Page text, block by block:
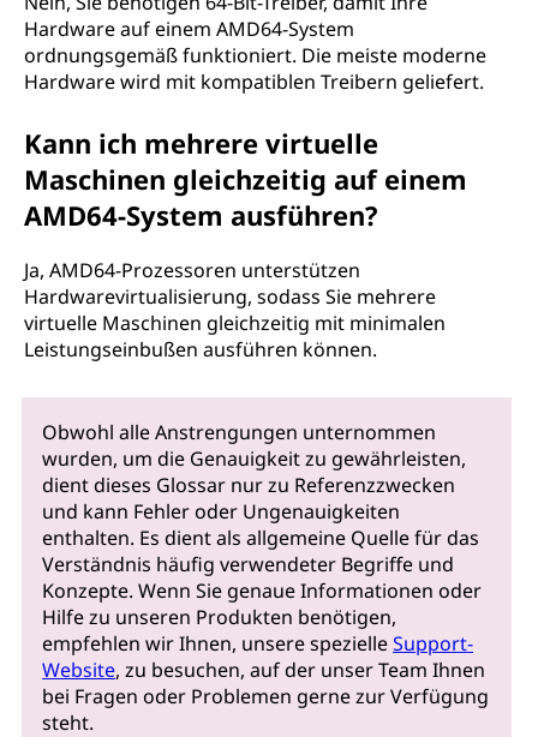
Hardware auf einem AMD64-System
ordnungsgemäß funktioniert. Die meiste moderne
Hardware wird mit kompatiblen Treibern geliefert.
Kann ich mehrere virtuelle
Maschinen gleichzeitig auf einem
AMD64-System ausführen?
Ja, AMD64-Prozessoren unterstützen
Hardwarevirtualisierung, sodass Sie mehrere
virtuelle Maschinen gleichzeitig mit minimalen
Leistungseinbußen ausführen können.
Obwohl alle Anstrengungen unternommen
wurden, um die Genauigkeit zu gewährleisten,
dient dieses Glossar nur zu Referenzzwecken
und kann Fehler oder Ungenauigkeiten
enthalten. Es dient als allgemeine Quelle für das
Verständnis häufig verwendeter Begriffe und
Konzepte. Wenn Sie genaue Informationen oder
Hilfe zu unseren Produkten benötigen,
empfehlen wir Ihnen, unsere spezielleSupport-
Website, zu besuchen, auf der unser Team Ihnen
bei Fragen oder Problemen gerne zur Verfügung
steht.